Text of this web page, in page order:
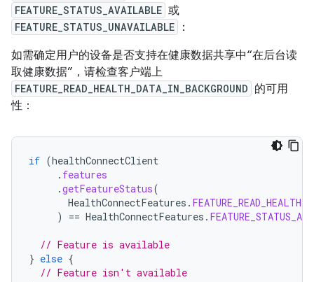
FEATURE_STATUS_AVAILABLE 或
FEATURE_STATUS_UNAVAILABLE
：
如需确定用户的设备是否支持在健康数据共享中“在后台读
取健康数据”，请检查客户端上
FEATURE_READ_HEALTH_DATA_IN_BACKGROUND 的可用
性：
if (healthConnectClient
. features
.getFeatureStatus(
HealthConnectFeatures .
)
== HealthConnectFeatures .
// Feature is available
} else {
// Feature isn't available